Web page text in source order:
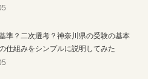
準？二次選考？神奈川県の受験の基本
仕組みをシンプルに説明してみた